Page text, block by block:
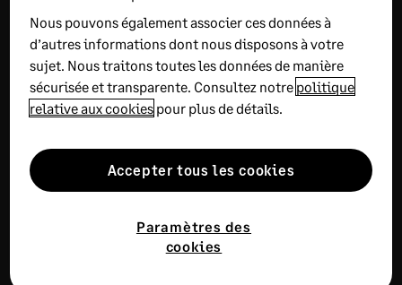
enrichissants
RECOMMANDÉ
SEPTEMBRE 11, 2025 9 MIN DE LECTURE
Phishing : faites confiance à votre
instinct
Le phishing ou hameçonnage en français reste la
cyber-menace la plus courante pour les entreprises.
Nous pouvons également associer ces données à
d’autres informations dont nous disposons à votre
sujet. Nous traitons toutes les données de manière
sécurisée et transparente. Consultez notre politique
relative aux cookies pour plus de détails.
Paramètres des
cookies
Accepter tous les cookies